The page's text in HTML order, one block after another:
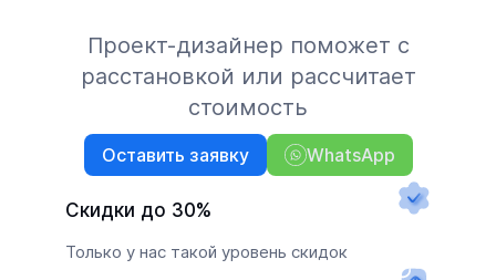
Проект-дизайнер поможет с
расстановкой или рассчитает
стоимость
Оставить заявку WhatsApp
Скидки до 30%
Только у нас такой уровень скидок